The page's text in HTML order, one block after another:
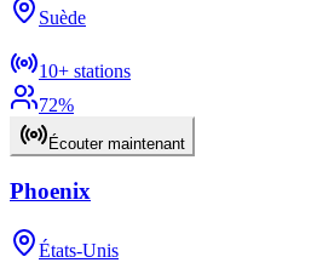
Suède
10+ stations
72%
Écouter maintenant
Phoenix
États-Unis